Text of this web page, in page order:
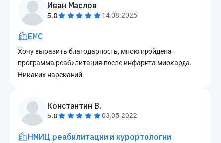
Иван Маслов
5.0 14.08.2025
EMC
Хочу выразить благодарность, мною пройдена
программа реабилитация после инфаркта миокарда.
Никаких нареканий.
Константин В.
5.0 03.05.2022
НМИЦ реабилитации и курортологии